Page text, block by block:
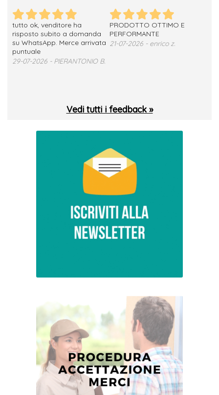
tutto ok, venditore ha
risposto subito a domanda
su WhatsApp. Merce arrivata
puntuale
29-07-2026 - PIERANTONIO B.
PRODOTTO OTTIMO E
PERFORMANTE
21-07-2026 - enrico z.
Vedi tutti i feedback »